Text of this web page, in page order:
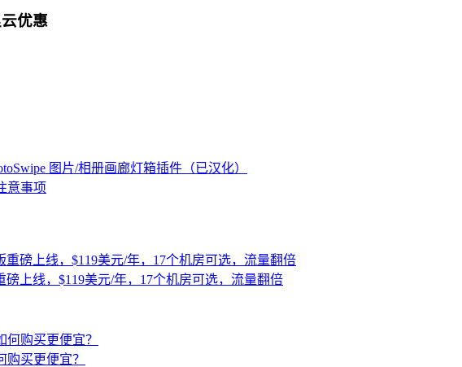
优惠
图片/相册画廊灯箱插件（已汉化）
意事项
上线，$119美元/年，17个机房可选，流量翻倍
买更便宜？